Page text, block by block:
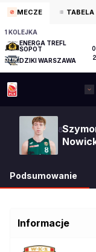
MECZE TABELA
1 KOLEJKA
ENERGA TREFL
SOPOT
DZIKI WARSZAWA
8
Podsumowanie
Informacje